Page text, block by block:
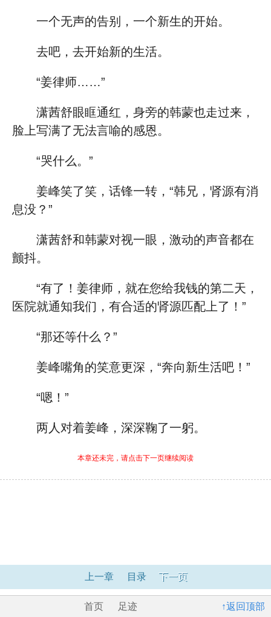
一个无声的告别，一个新生的开始。
去吧，去开始新的生活。
“姜律师……”
潇茜舒眼眶通红，身旁的韩蒙也走过来，
脸上写满了无法言喻的感恩。
“哭什么。”
姜峰笑了笑，话锋一转，“韩兄，肾源有消
息没？”
潇茜舒和韩蒙对视一眼，激动的声音都在
颤抖。
“有了！姜律师，就在您给我钱的第二天，
医院就通知我们，有合适的肾源匹配上了！”
“那还等什么？”
姜峰嘴角的笑意更深，“奔向新生活吧！”
“嗯！”
两人对着姜峰，深深鞠了一躬。
本章还未完，请点击下一页继续阅读
上一章 目录 下一页
↑返回顶部
首页 足迹